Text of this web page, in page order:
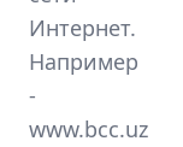
Интернет.
Например
-
www.bcc.uz